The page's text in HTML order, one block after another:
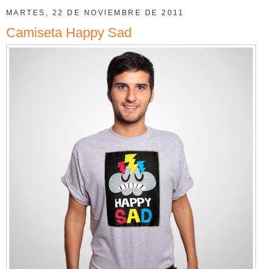
MARTES, 22 DE NOVIEMBRE DE 2011
Camiseta Happy Sad